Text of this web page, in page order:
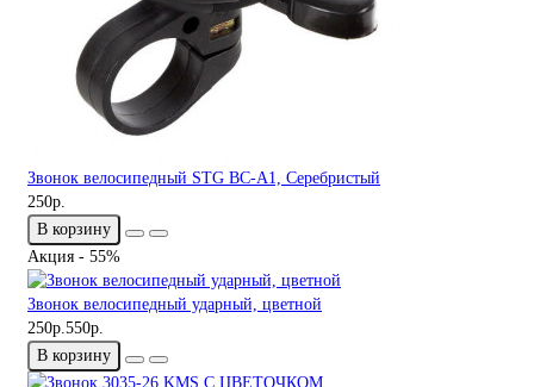
Звонок велосипедный STG BC-A1, Серебристый
250р.
В корзину
Акция - 55%
Звонок велосипедный ударный, цветной
250р. 550р.
В корзину